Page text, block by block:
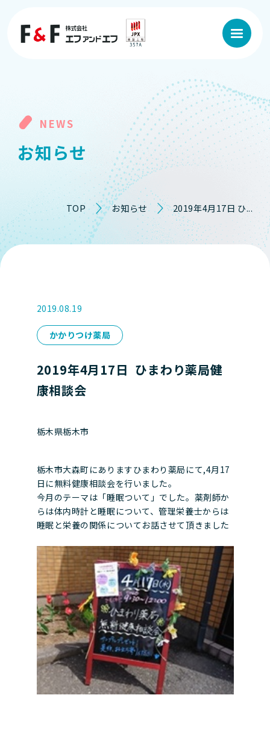
NEWS
お知らせ
TOP お知らせ 2019年4月17日 ひ...
2019.08.19
かかりつけ薬局
2019年4月17日 ひまわり薬局健
康相談会
栃木県栃木市
栃木市大森町にありますひまわり薬局にて,4月17
日に無料健康相談会を行いました。
今月のテーマは「睡眠ついて」でした。薬剤師か
らは体内時計と睡眠について、管理栄養士からは
睡眠と栄養の関係についてお話させて頂きました